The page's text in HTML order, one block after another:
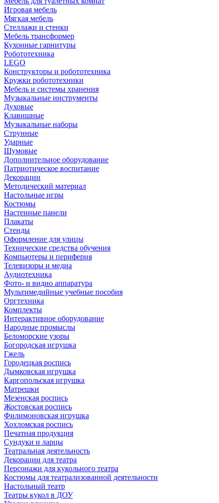
Игровая мебель
Мягкая мебель
Стеллажи и стенки
Мебель трансформер
Кухонные гарнитуры
Робототехника
LEGO
Конструкторы и робототехника
Кружки робототехники
Мебель и системы хранения
Музыкальные инструменты
Духовые
Клавишные
Музыкальные наборы
Струнные
Ударные
Шумовые
Дополнительное оборудование
Патриотическое воспитание
Декорации
Методический материал
Настольные игры
Костюмы
Настенные панели
Плакаты
Стенды
Оформление для улицы
Технические средства обучения
Компьютеры и периферия
Телевизоры и медиа
Аудиотехника
Фото- и видио аппаратура
Мультимедийные учебные пособия
Оргтехника
Комплекты
Интерактивное оборудование
Народные промыслы
Беломорские узоры
Богородская игрушка
Гжель
Городецкая роспись
Дымковская игрушка
Каргопольская игрушка
Матрешки
Мезенская роспись
Жостовская роспись
Филимоновская игрушка
Хохломская роспись
Печатная продукция
Сундуки и ларцы
Театральная деятельность
Декорации для театра
Персонажи для кукольного театра
Костюмы для театрализованной деятельности
Настольный театр
Театры кукол в ДОУ